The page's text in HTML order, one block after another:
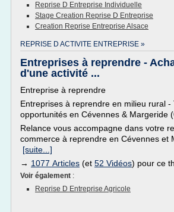
Reprise D Entreprise Individuelle
Stage Creation Reprise D Entreprise
Creation Reprise Entreprise Alsace
REPRISE D ACTIVITE ENTREPRISE »
Entreprises à reprendre -
d'une activité ...
Entreprise à reprendre
Entreprises à reprendre en milieu rural -
opportunités en Cévennes & Margeride
Relance vous accompagne dans votre
commerce à reprendre en Cévennes et
[suite...]
→ 1077 Articles (et 52 Vidéos) pour ce
Voir également :
Reprise D Entreprise Agricole